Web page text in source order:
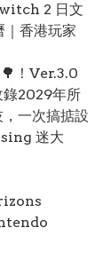
2 日文
香港玩家
！Ver.3.0
錄2029年所
一次搞掂設
迷大